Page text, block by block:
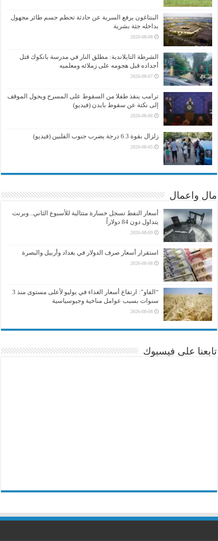
البنتاغون يرفع السرية عن حادثة تحطم جسم طائر مجهول
بداخله جثة بشرية
2026-08-08
الشرطة التايلاندية: مطلق النار في مدرسة بانكوك قتل
أجداده قبل هجومه على زملائه ومعلميه
2026-08-07
ترامب ينقذ طفلا من السقوط على المسرح ويحول الموقف
إلى نكتة عن سقوط بايدن (فيديو)
2026-08-06
زلزال بقوة 6.3 درجة يضرب جنوب الفلبين (فيديو)
2026-08-05
مال واعمال
أسعار النفط تسجل خسارة متتالية للأسبوع الثاني.. وبرنت
يتداول دون 84 دولاراً
2026-08-09
استقرار أسعار صرف الدولار في بغداد وأربيل والبصرة
2026-08-08
“الفاو”: ارتفاع أسعار الغذاء في يوليو لأعلى مستوى منذ 3
سنوات بسبب عوامل مناخية وجيوسياسية
2026-08-08
تابعنا على فيسبوك